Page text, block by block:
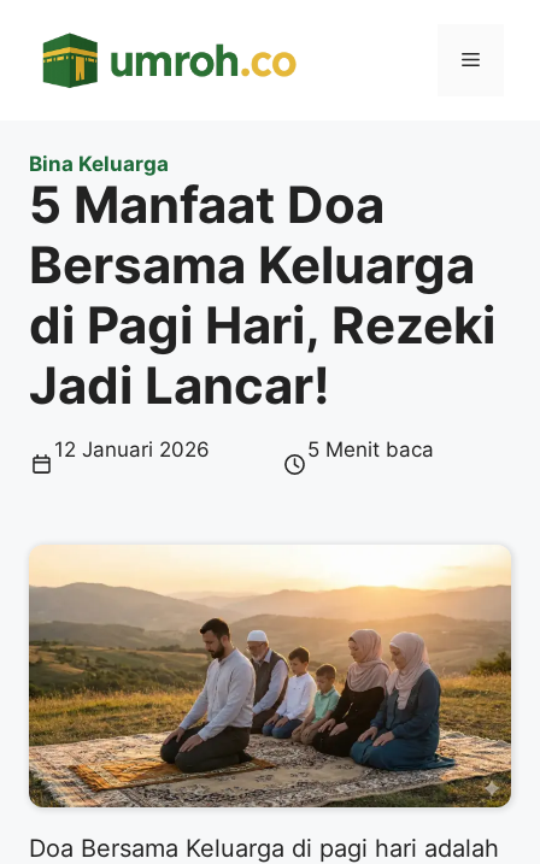
Menu
Bina Keluarga
5 Manfaat Doa
Bersama Keluarga
di Pagi Hari, Rezeki
Jadi Lancar!
12 Januari 2026 5 Menit baca
Doa Bersama Keluarga di pagi hari adalah